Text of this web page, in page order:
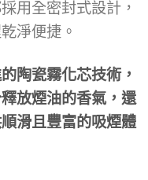
用全密封式設計，
淨便捷。
陶瓷霧化芯技術，
放煙油的香氣，還
滑且豐富的吸煙體